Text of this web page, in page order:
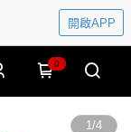
開啟APP
0
1/4